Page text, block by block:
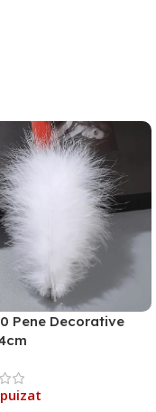
Pene Decorative